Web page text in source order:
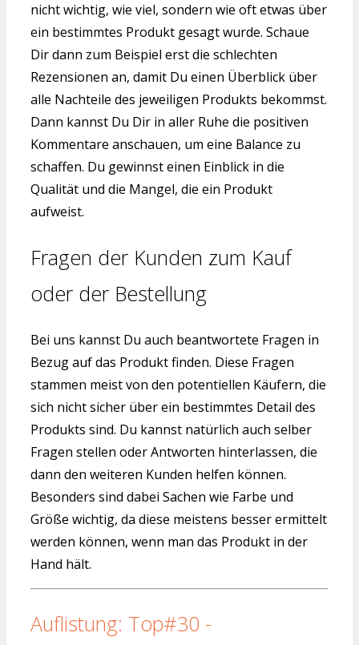
nicht wichtig, wie viel, sondern wie oft etwas über
ein bestimmtes Produkt gesagt wurde. Schaue
Dir dann zum Beispiel erst die schlechten
Rezensionen an, damit Du einen Überblick über
alle Nachteile des jeweiligen Produkts bekommst.
Dann kannst Du Dir in aller Ruhe die positiven
Kommentare anschauen, um eine Balance zu
schaffen. Du gewinnst einen Einblick in die
Qualität und die Mangel, die ein Produkt
aufweist.
Fragen der Kunden zum Kauf
oder der Bestellung
Bei uns kannst Du auch beantwortete Fragen in
Bezug auf das Produkt finden. Diese Fragen
stammen meist von den potentiellen Käufern, die
sich nicht sicher über ein bestimmtes Detail des
Produkts sind. Du kannst natürlich auch selber
Fragen stellen oder Antworten hinterlassen, die
dann den weiteren Kunden helfen können.
Besonders sind dabei Sachen wie Farbe und
Größe wichtig, da diese meistens besser ermittelt
werden können, wenn man das Produkt in der
Hand hält.
Auflistung: Top#30 -